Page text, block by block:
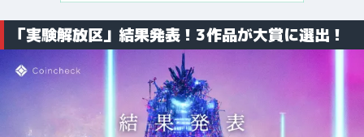
「実験解放区」結果発表！3作品が大賞に選出！